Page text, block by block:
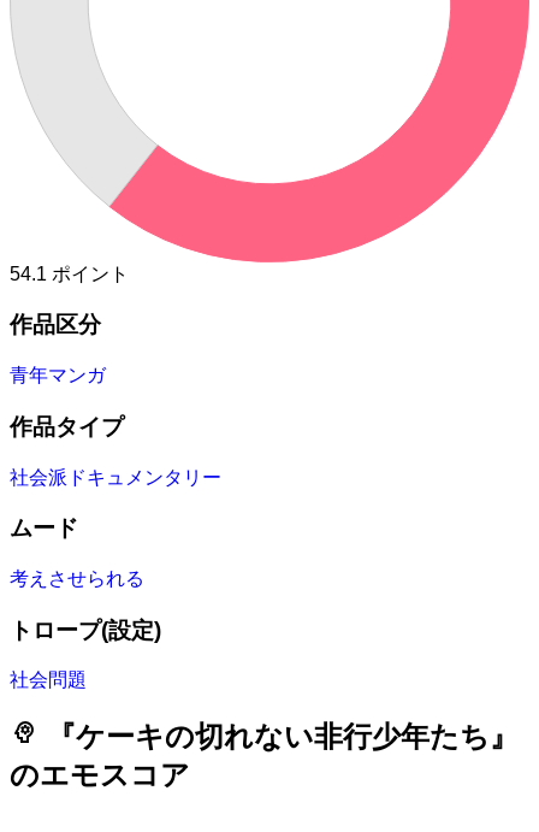
54.1 ポイント
作品区分
青年マンガ
作品タイプ
社会派ドキュメンタリー
ムード
考えさせられる
トロープ(設定)
社会問題
psychology
『ケーキの切れない非行少年たち』
のエモスコア